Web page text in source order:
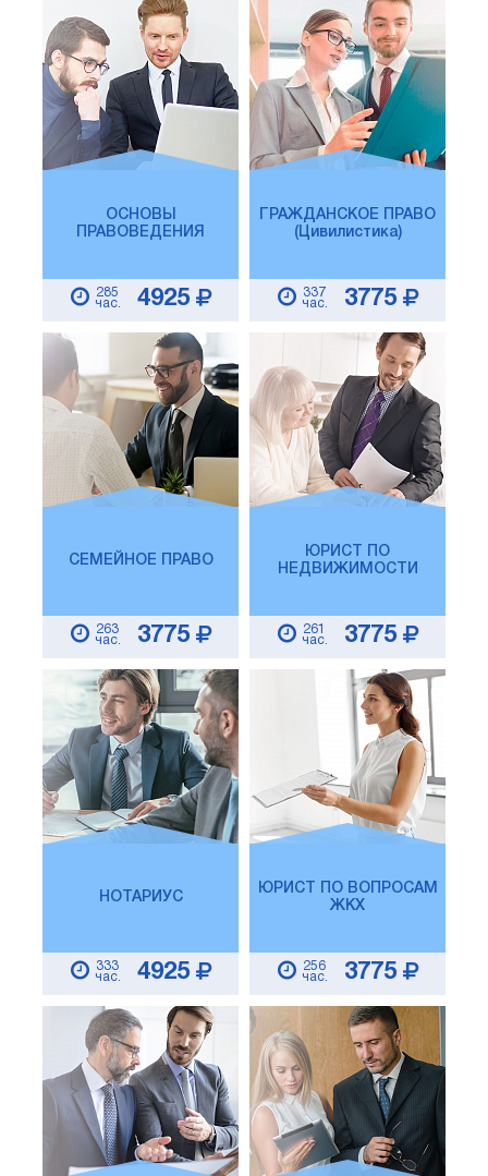
ОСНОВЫ
ПРАВОВЕДЕНИЯ
285
час.
4925
ГРАЖДАНСКОЕ ПРАВО
(Цивилистика)
337
час.
3775
СЕМЕЙНОЕ ПРАВО
263
час.
3775
ЮРИСТ ПО
НЕДВИЖИМОСТИ
261
час.
3775
НОТАРИУС
333
час.
4925
ЮРИСТ ПО ВОПРОСАМ
ЖКХ
256
час.
3775